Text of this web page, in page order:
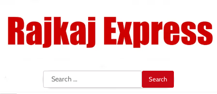
content
Search
for: